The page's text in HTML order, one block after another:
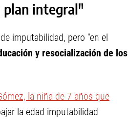
plan integral"
imputabilidad, pero "en el
y resocialización de los
la niña de 7 años que
la edad imputabilidad